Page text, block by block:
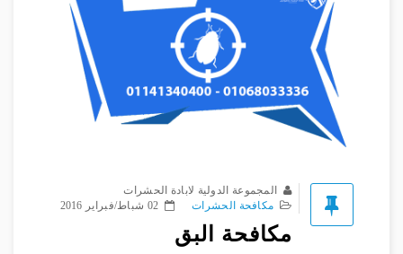
المجموعة الدولية لابادة الحشرات
مكافحة الحشرات
02 شباط/فبراير 2016
مكافحة البق